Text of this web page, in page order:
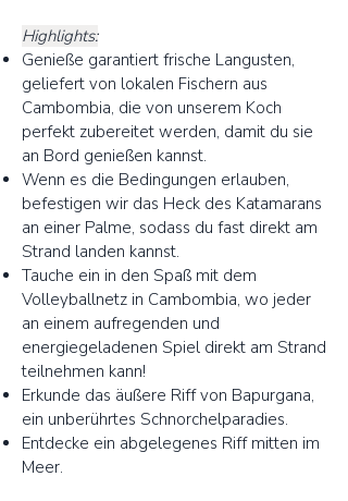
Highlights:
Genieße garantiert frische Langusten,
geliefert von lokalen Fischern aus
Cambombia, die von unserem Koch
perfekt zubereitet werden, damit du sie
an Bord genießen kannst.
Wenn es die Bedingungen erlauben,
befestigen wir das Heck des Katamarans
an einer Palme, sodass du fast direkt am
Strand landen kannst.
Tauche ein in den Spaß mit dem
Volleyballnetz in Cambombia, wo jeder
an einem aufregenden und
energiegeladenen Spiel direkt am Strand
teilnehmen kann!
Erkunde das äußere Riff von Bapurgana,
ein unberührtes Schnorchelparadies.
Entdecke ein abgelegenes Riff mitten im
Meer.